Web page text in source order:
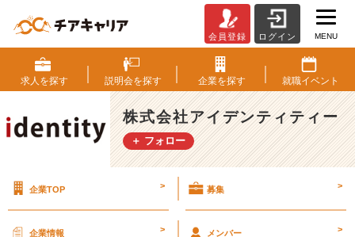
時
開
催】
夏
休
み
て
会員登録 ログイン MENU
求人を探す 説明会を探す 企業を探す 就職イベント
株式会社アイデンティティー
＋ フォロー
企業TOP > 募集 >
企業情報 > メンバー >